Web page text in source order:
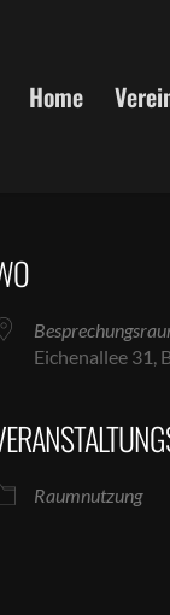
Home
Eichenallee 31,
Raumnutzung